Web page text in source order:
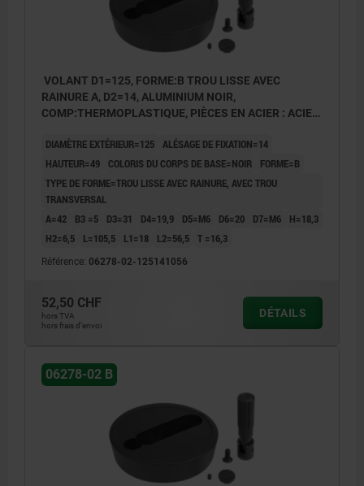
VOLANT D1=125, FORME:B TROU LISSE AVEC
RAINURE A, D2=14, ALUMINIUM NOIR,
COMP:THERMOPLASTIQUE, PIÈCES EN ACIER : ACIER,
DIAMÈTRE EXTÉRIEUR=125 ALÉSAGE DE FIXATION=14
HAUTEUR=49
COLORIS DU CORPS DE BASE=NOIR
FORME=B
TYPE DE FORME=TROU LISSE AVEC RAINURE, AVEC TROU
TRANSVERSAL
A=42
B3 =5 D3=31 D4=19,9 D5=M6 D6=20 D7=M6
H=18,3
H2=6,5
L=105,5 L1=18 L2=56,5 T =16,3
Référence: 06278-02-125141056
52,50 CHF
hors TVA
hors frais d’envoi
DÉTAILS
06278-02 B